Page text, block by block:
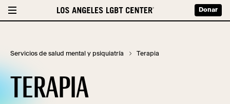
Donar
Servicios de salud mental y psiquiatría Terapia
TERAPIA